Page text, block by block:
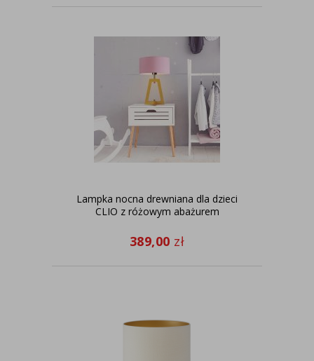
Lampka nocna drewniana dla dzieci
CLIO z różowym abażurem
389,00 zł